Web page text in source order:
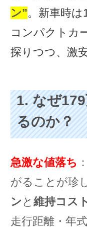
ン”。新車時
コンパクトカ
探りつつ、激
1. なぜ
るのか？
急激な値落ち
がることが珍
ン と 維持コス
走行距離・年